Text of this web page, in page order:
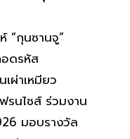
“กุนซานจู”
ดรหัส
ผ่าเหมียว
นไชส์ ร่วมงาน
มอบรางวัล